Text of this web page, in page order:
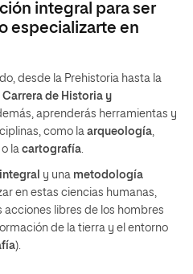
integral para ser
especializarte en
desde la Prehistoria hasta la
Carrera de Historia y
aprenderás herramientas y
como la arqueología,
o la cartografía.
y una metodología
en estas ciencias humanas,
libres de los hombres
de la tierra y el entorno
).